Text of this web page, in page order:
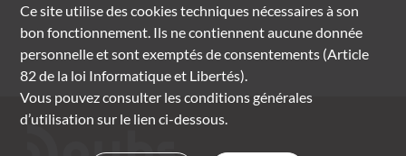
Ce site utilise descookiestechniques nécessaires à son
bon fonctionnement. Ils ne contiennent aucune donnée
personnelle et sont exemptés de consentements (Article
82 de la loi Informatique et Libertés).
Vous pouvez consulter les conditions générales
d’utilisation sur le lien ci-dessous.